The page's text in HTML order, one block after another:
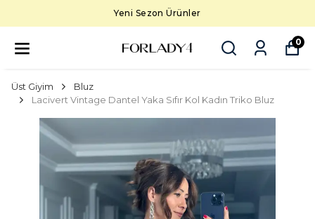
Yeni Sezon Ürünler
0
Üst Giyim
Bluz
Lacivert Vintage Dantel Yaka Sıfır Kol Kadın Triko Bluz